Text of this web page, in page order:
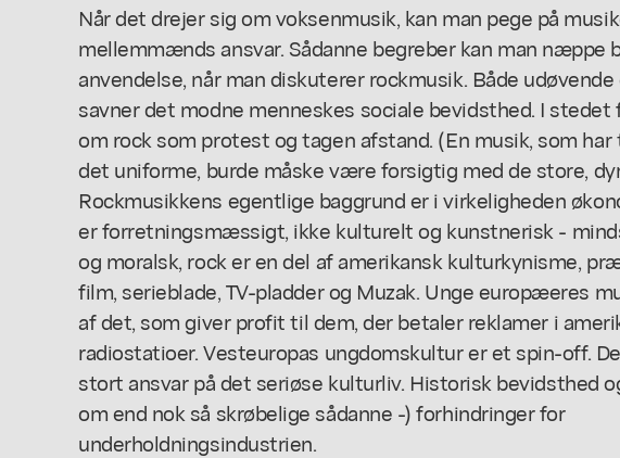
Når det drejer sig om voksenmusik, kan man pege på
mellemmænds ansvar. Sådanne begreber kan man næppe
anvendelse, når man diskuterer rockmusik. Både
savner det modne menneskes sociale bevidsthed. I
om rock som protest og tagen afstand. (En musik, som
det uniforme, burde måske være forsigtig med de store,
Rockmusikkens egentlige baggrund er i virkeligheden
er forretningsmæssigt, ikke kulturelt og kunstnerisk -
og moralsk, rock er en del af amerikansk kulturkynisme,
film, serieblade, TV-pladder og Muzak. Unge europæeres
af det, som giver profit til dem, der betaler reklamer i
radiostatioer. Vesteuropas ungdomskultur er et spin-off.
stort ansvar på det seriøse kulturliv. Historisk bevidsthed
om end nok så skrøbelige sådanne -) forhindringer for
underholdningsindustrien.